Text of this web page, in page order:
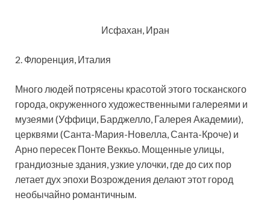
Исфахан, Иран
2. Флоренция, Италия
Много людей потрясены красотой этого тосканского
города, окруженного художественными галереями и
музеями (Уффици, Барджелло, Галерея Академии),
церквями (Санта-Мария-Новелла, Санта-Кроче) и
Арно пересек Понте Веккьо. Мощенные улицы,
грандиозные здания, узкие улочки, где до сих пор
летает дух эпохи Возрождения делают этот город
необычайно романтичным.